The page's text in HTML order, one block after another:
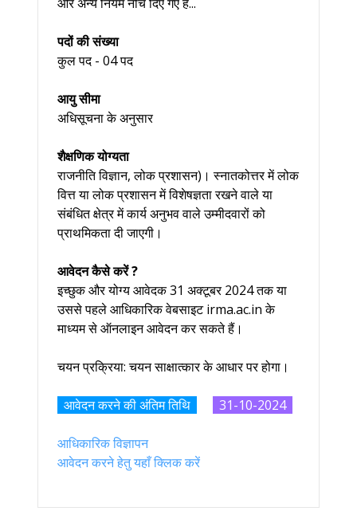
पदों की संख्या
कुल पद - 04 पद
आयु सीमा
अधिसूचना के अनुसार
शैक्षणिक योग्यता
राजनीति विज्ञान, लोक प्रशासन)। स्नातकोत्तर में लोक
वित्त या लोक प्रशासन में विशेषज्ञता रखने वाले या
संबंधित क्षेत्र में कार्य अनुभव वाले उम्मीदवारों को
प्राथमिकता दी जाएगी।
आवेदन कैसे करें ?
इच्छुक और योग्य आवेदक 31 अक्टूबर 2024 तक या
उससे पहले आधिकारिक वेबसाइट irma.ac.in के
माध्यम से ऑनलाइन आवेदन कर सकते हैं।
चयन प्रक्रिया: चयन साक्षात्कार के आधार पर होगा।
आवेदन करने की अंतिम तिथि 31-10-2024
आधिकारिक विज्ञापन
आवेदन करने हेतु यहाँ क्लिक करें